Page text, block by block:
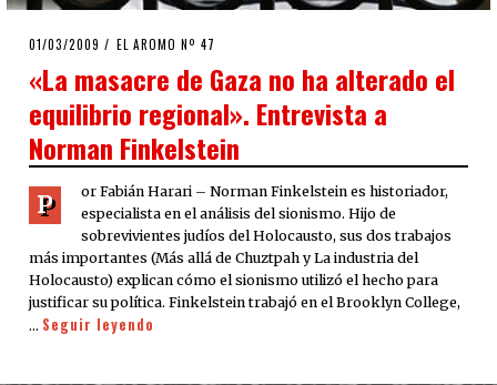
POSTED
01/03/2009 25/03/2020
EL AROMO Nº 47
«La masacre de Gaza no ha alterado el
equilibrio regional». Entrevista a
Norman Finkelstein
P
or Fabián Harari – Norman Finkelstein es historiador,
especialista en el análisis del sionismo. Hijo de
sobrevivientes judíos del Holocausto, sus dos trabajos
más importantes (Más allá de Chuztpah y La industria del
Holocausto) explican cómo el sionismo utilizó el hecho para
justificar su política. Finkelstein trabajó en el Brooklyn College,
… Seguir leyendo